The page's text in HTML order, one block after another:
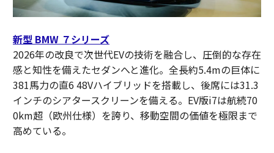
新型 BMW ７シリーズ
2026年の改良で次世代EVの技術を融合し、圧倒的な存在
感と知性を備えたセダンへと進化。全長約5.4mの巨体に
381馬力の直6 48Vハイブリッドを搭載し、後席には31.3
インチのシアタースクリーンを備える。EV版i7は航続70
0km超（欧州仕様）を誇り、移動空間の価値を極限まで
高めている。